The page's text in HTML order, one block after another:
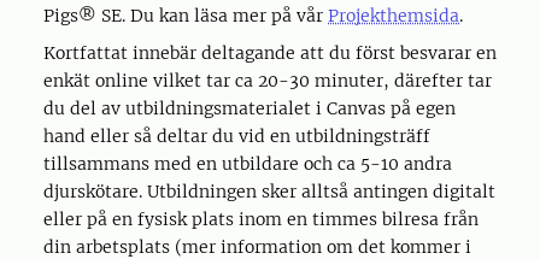
Pigs® SE. Du kan läsa mer på vår Projekthemsida.
Kortfattat innebär deltagande att du först besvarar en
enkät online vilket tar ca 20-30 minuter, därefter tar
du del av utbildningsmaterialet i Canvas på egen
hand eller så deltar du vid en utbildningsträff
tillsammans med en utbildare och ca 5-10 andra
djurskötare. Utbildningen sker alltså antingen digitalt
eller på en fysisk plats inom en timmes bilresa från
din arbetsplats (mer information om det kommer i